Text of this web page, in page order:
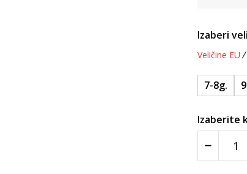
Izaberi
Veličine EU
7-8g.
Izaberite